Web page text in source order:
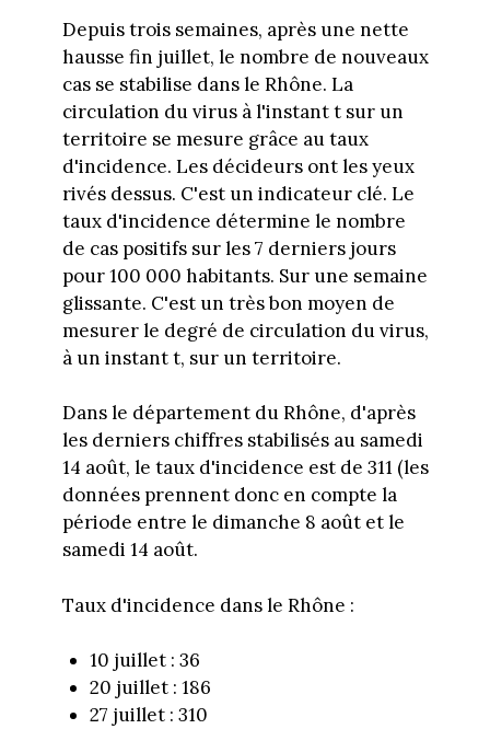
Depuis trois semaines, après une nette
hausse fin juillet, le nombre de nouveaux
cas se stabilise dans le Rhône. La
circulation du virus à l'instant t sur un
territoire se mesure grâce au taux
d'incidence. Les décideurs ont les yeux
rivés dessus. C'est un indicateur clé. Le
taux d'incidence détermine le nombre
de cas positifs sur les 7 derniers jours
pour 100 000 habitants. Sur une semaine
glissante. C'est un très bon moyen de
mesurer le degré de circulation du virus,
à un instant t, sur un territoire.
Dans le département du Rhône, d'après
les derniers chiffres stabilisés au samedi
14 août, le taux d'incidence est de 311 (les
données prennent donc en compte la
période entre le dimanche 8 août et le
samedi 14 août.
Taux d'incidence dans le Rhône :
10 juillet : 36
20 juillet : 186
27 juillet : 310